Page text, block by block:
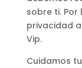
sobre ti.
privacidad
Vip.
Cuidamos